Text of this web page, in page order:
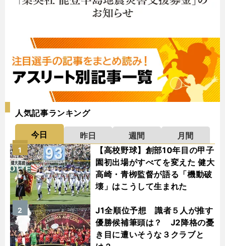
人気記事ランキング
今日 昨日 週間
月間
【高校野球】創部10年目の甲子
園初出場がすべてを変えた 健大
高崎・青栁監督が語る「機動破
壊」はこうして生まれた
1
J1全順位予想 識者５人が推す
優勝候補筆頭は？ J2降格の憂
き目に遭いそうな３クラブと
2